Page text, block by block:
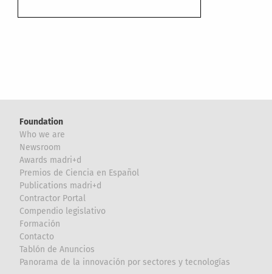
Foundation
Who we are
Newsroom
Awards madri+d
Premios de Ciencia en Español
Publications madri+d
Contractor Portal
Compendio legislativo
Formación
Contacto
Tablón de Anuncios
Panorama de la innovación por sectores y tecnologías